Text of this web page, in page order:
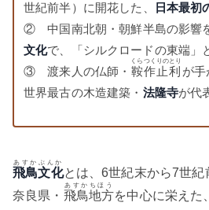
世紀前半）に開花した、
日本最初
② 中国南北朝・朝鮮半島の影響
文化で、「シルクロードの東端」
③ 渡来人の仏師・ 鞍作止利
くらつくりのとり
が手
世界最古の木造建築・ 法隆寺が代
飛鳥文化
あすかぶんか
とは、6世紀末から7世
奈良県・ 飛鳥地方
あすかちほう
を中心に栄えた